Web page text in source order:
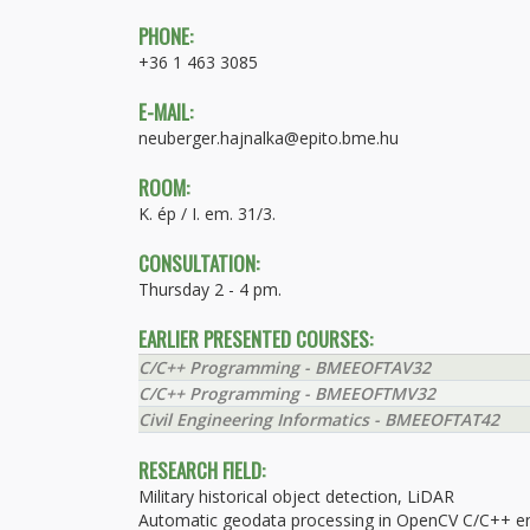
PHONE:
+36 1 463 3085
E-MAIL:
neuberger.hajnalka@epito.bme.hu
ROOM:
K. ép / I. em. 31/3.
CONSULTATION:
Thursday 2 - 4 pm.
EARLIER PRESENTED COURSES:
C/C++ Programming - BMEEOFTAV32
C/C++ Programming - BMEEOFTMV32
Civil Engineering Informatics - BMEEOFTAT42
RESEARCH FIELD:
Military historical object detection, LiDAR
Automatic geodata processing in OpenCV C/C++